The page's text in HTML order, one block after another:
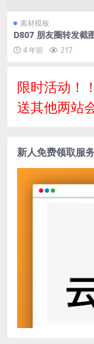
素材模板
D807 朋友圈转发截
逼工具源码
4 年前 217
限时活动！
送其他两站
新人免费领取服